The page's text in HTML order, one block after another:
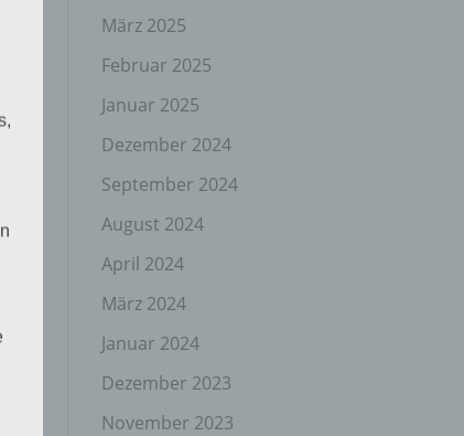
März 2025
Februar 2025
Januar 2025
Dezember 2024
September 2024
August 2024
April 2024
März 2024
Januar 2024
Dezember 2023
November 2023